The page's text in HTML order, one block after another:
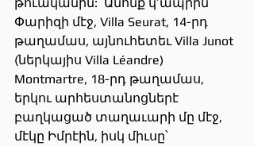
Փարիզի մէջ, Villa Seurat, 14-րդ
թաղամաս, այնուհետեւ Villa Junot
(ներկայիս Villa Léandre)
Montmartre, 18-րդ թաղամաս,
երկու արհեստանոցներէ
բաղկացած տաղաւարի մը մէջ,
մէկը Իմրէին, իսկ միւսը՝